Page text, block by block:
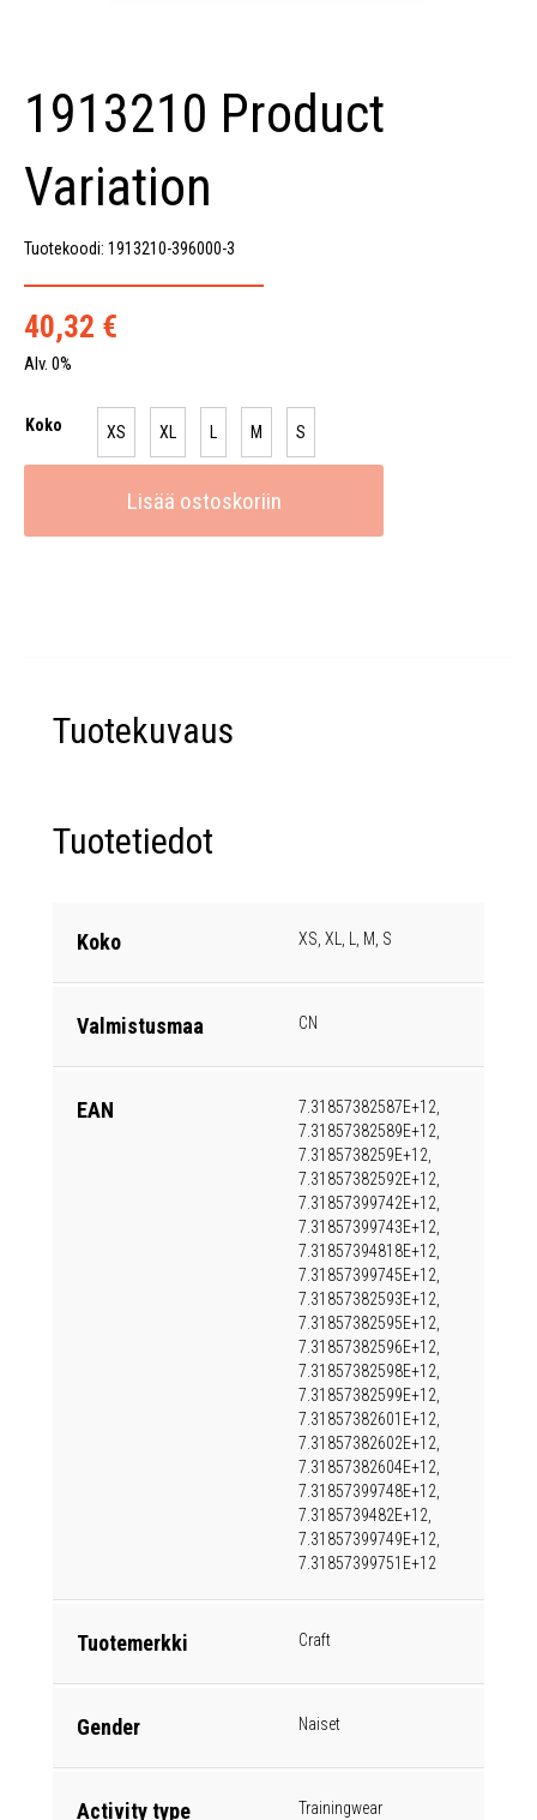
1913210 Product
Variation
Tuotekoodi: 1913210-396000-3
40,32 €
Alv. 0%
Koko XS XL L M S
Lisää ostoskoriin
Tuotekuvaus
Tuotetiedot
Koko XS, XL, L, M, S
Valmistusmaa CN
EAN
7.31857382587E+12,
7.31857382589E+12,
7.3185738259E+12,
7.31857382592E+12,
7.31857399742E+12,
7.31857399743E+12,
7.31857394818E+12,
7.31857399745E+12,
7.31857382593E+12,
7.31857382595E+12,
7.31857382596E+12,
7.31857382598E+12,
7.31857382599E+12,
7.31857382601E+12,
7.31857382602E+12,
7.31857382604E+12,
7.31857399748E+12,
7.3185739482E+12,
7.31857399749E+12,
7.31857399751E+12
Tuotemerkki Craft
Gender Naiset
Activity type Trainingwear